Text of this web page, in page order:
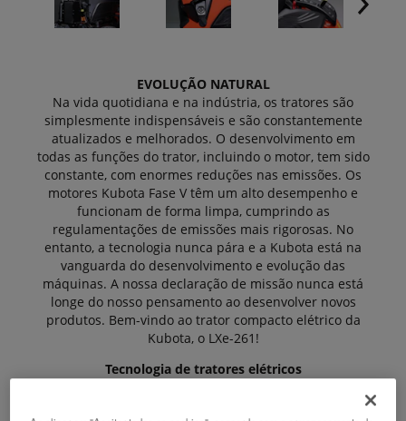
EVOLUÇÃO NATURAL
Na vida quotidiana e na indústria, os tratores são
simplesmente indispensáveis e são constantemente
atualizados e melhorados. O desenvolvimento em
todas as funções do trator, incluindo o motor, tem sido
constante, com enormes reduções nas emissões. Os
motores Kubota Fase V têm um alto desempenho e
funcionam de forma limpa, cumprindo as
regulamentações de emissões mais rigorosas. No
entanto, a tecnologia nunca pára e a Kubota está na
vanguarda do desenvolvimento e evolução das
máquinas. A nossa declaração de missão nunca está
longe do nosso pensamento ao desenvolver novos
produtos. Bem-vindo ao trator compacto elétrico da
Kubota, o LXe-261!
Tecnologia de tratores elétricos